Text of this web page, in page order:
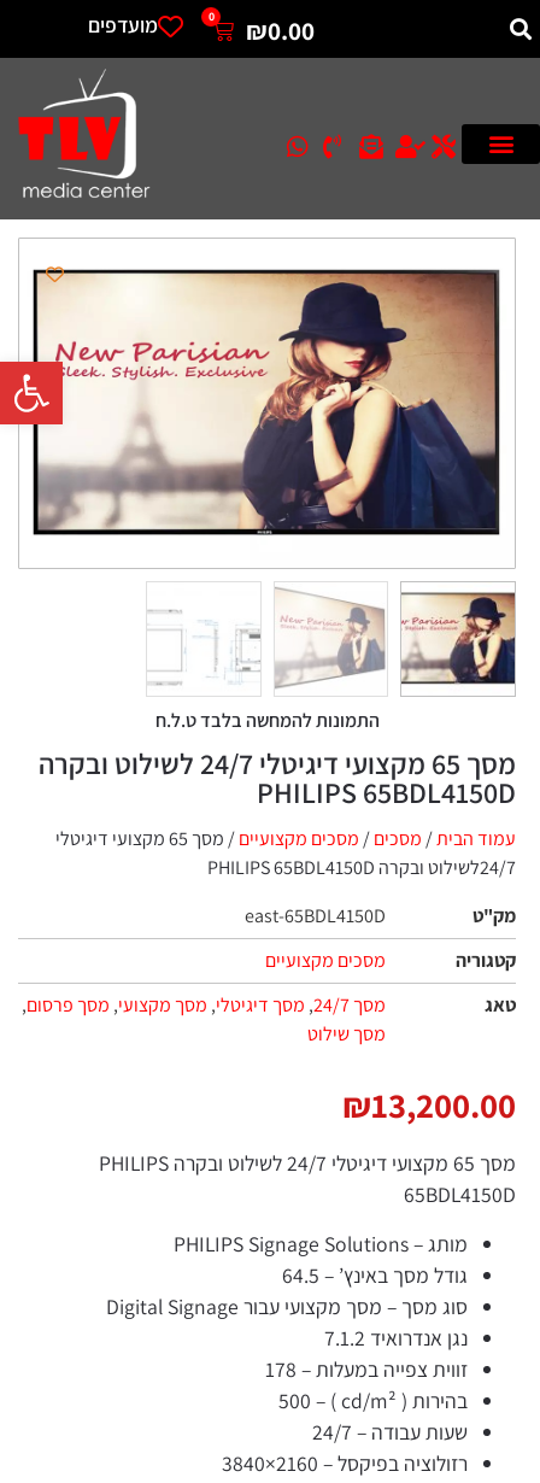
פתח
₪0.00
0 מועדפים
התמונות להמחשה בלבד ט.ל.ח
מסך 65 מקצועי דיגיטלי ‎ ‎24/7לשילוט ובקרה
PHILIPS 65BDL4150D
עמוד הבית/ מסכים/ מסכים מקצועיים
‎24/7לשילוט ובקרה PHILIPS 65BDL4150D
מק"ט
east-65BDL4150D
קטגוריה
מסכים מקצועיים
טאג
מסך 24/7 , מסך דיגיטלי, מסך מקצועי, מסך פרסום,
מסך שילוט
₪13,200.00
מסך 65 מקצועי דיגיטלי ‎ ‎24/7לשילוט ובקרה PHILIPS
65BDL4150D
מותג –PHILIPS Signage Solutions
גודל מסך באינץ’ – 64.5
סוג מסך – מסך מקצועי עבור Digital Signage
נגן אנדרואיד 7.1.2
זווית צפייה במעלות – 178
בהירות ( cd/m² ) –
500
שעות עבודה – 24/7
רזולוציה בפיקסל – 3840×2160